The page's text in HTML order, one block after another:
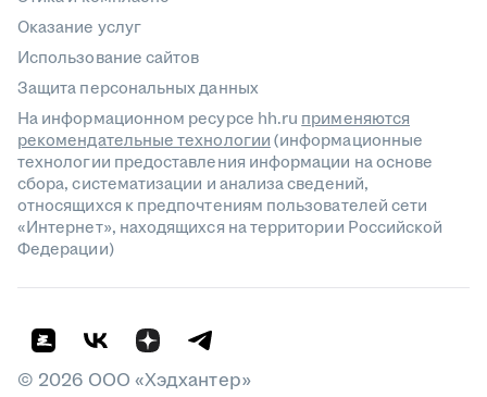
Оказание услуг
Использование сайтов
Защита персональных данных
На информационном ресурсе hh.ru применяются
рекомендательные технологии(информационные
технологии предоставления информации на основе
сбора, систематизации и анализа сведений,
относящихся к предпочтениям пользователей сети
«Интернет», находящихся на территории Российской
Федерации)
© 2026 ООО «Хэдхантер»